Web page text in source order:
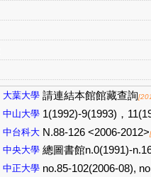
大葉大學 請連結本館館藏查詢
中山大學 1(1992)-9(1993)，
中台科大 N.88-126 <2006-2012>
中央大學 總圖書館n.0(1991)-
中正大學 no.85-102(2006-08),